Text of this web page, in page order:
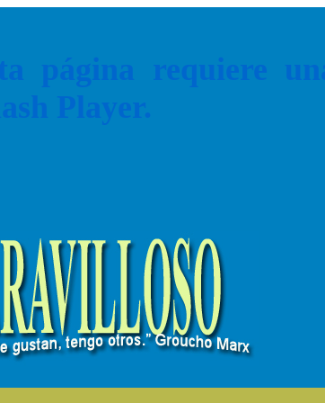
página requiere
Player.